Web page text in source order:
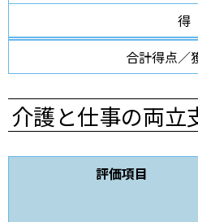
合計得点
介護と仕事の両立
評価項目